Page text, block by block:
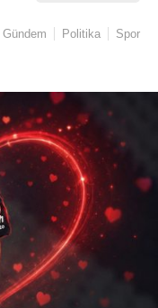
Gündem Politika Spor